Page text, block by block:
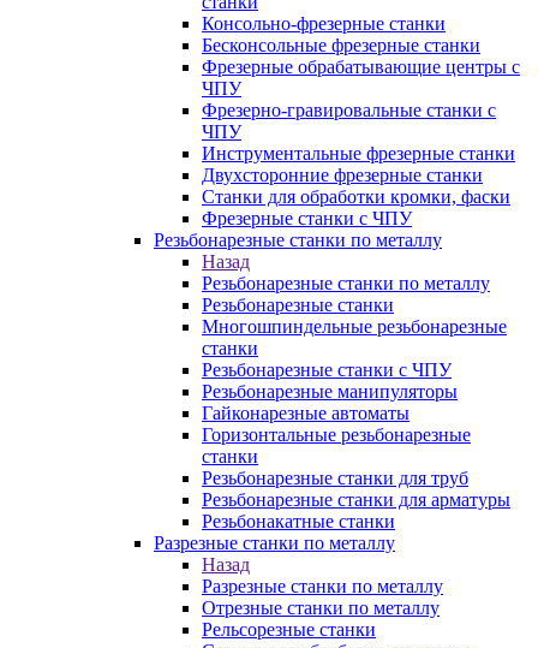
Консольно-фрезерные станки
Бесконсольные фрезерные станки
Фрезерные обрабатывающие центры с
ЧПУ
Фрезерно-гравировальные станки с
ЧПУ
Инструментальные фрезерные станки
Двухсторонние фрезерные станки
Станки для обработки кромки, фаски
Фрезерные станки с ЧПУ
Резьбонарезные станки по металлу
Назад
Резьбонарезные станки по металлу
Резьбонарезные станки
Многошпиндельные резьбонарезные
станки
Резьбонарезные станки с ЧПУ
Резьбонарезные манипуляторы
Гайконарезные автоматы
Горизонтальные резьбонарезные
станки
Резьбонарезные станки для труб
Резьбонарезные станки для арматуры
Резьбонакатные станки
Разрезные станки по металлу
Назад
Разрезные станки по металлу
Отрезные станки по металлу
Рельсорезные станки